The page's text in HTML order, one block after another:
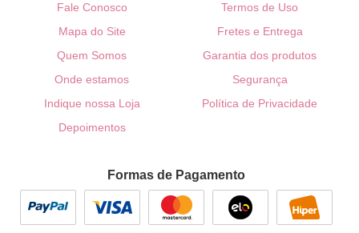
Fale Conosco
Mapa do Site
Quem Somos
Onde estamos
Indique nossa Loja
Depoimentos
Termos de Uso
Fretes e Entrega
Garantia dos produtos
Segurança
Política de Privacidade
Formas de Pagamento